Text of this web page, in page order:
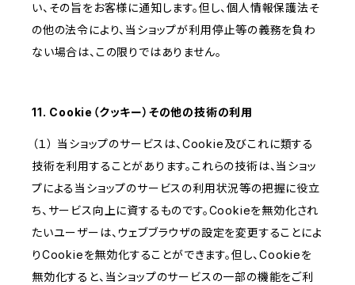
い、その旨をお客様に通知します。但し、個人情報保護法そ
の他の法令により、当ショップが利用停止等の義務を負わ
ない場合は、この限りではありません。
11. Cookie（クッキー）その他の技術の利用
（１） 当ショップのサービスは、Cookie及びこれに類する
技術を利用することがあります。これらの技術は、当ショッ
プによる当ショップのサービスの利用状況等の把握に役立
ち、サービス向上に資するものです。Cookieを無効化され
たいユーザーは、ウェブブラウザの設定を変更することによ
りCookieを無効化することができます。但し、Cookieを
無効化すると、当ショップのサービスの一部の機能をご利